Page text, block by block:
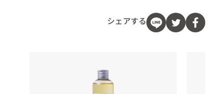
シェアする